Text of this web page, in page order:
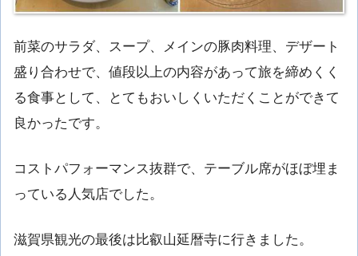
前菜のサラダ、スープ、メインの豚肉料理、デザート
盛り合わせで、値段以上の内容があって旅を締めくく
る食事として、とてもおいしくいただくことができて
良かったです。
コストパフォーマンス抜群で、テーブル席がほぼ埋ま
っている人気店でした。
滋賀県観光の最後は比叡山延暦寺に行きました。